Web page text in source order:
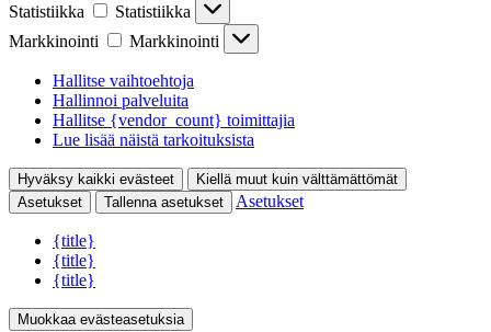
Statistiikka
Statistiikka
Markkinointi
Markkinointi
Hallitse vaihtoehtoja
Hallinnoi palveluita
Hallitse {vendor_count} toimittajia
Lue lisää näistä tarkoituksista
Hyväksy kaikki evästeet
Kiellä muut kuin välttämättömät
Asetukset
Tallenna asetukset Asetukset
{title}
{title}
{title}
Muokkaa evästeasetuksia